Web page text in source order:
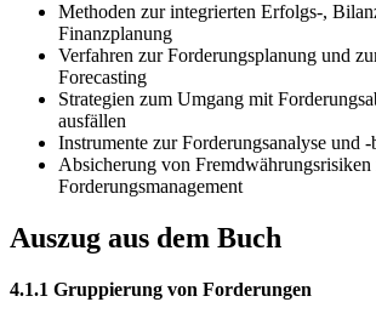
Methoden zur integrierten Erfolgs-,
Finanzplanung
Verfahren zur Forderungsplanung und
Forecasting
Strategien zum Umgang mit
ausfällen
Instrumente zur Forderungsanalyse und
Absicherung von Fremdwährungsrisiken
Forderungsmanagement
Auszug aus dem Buch
4.1.1 Gruppierung von Forderungen